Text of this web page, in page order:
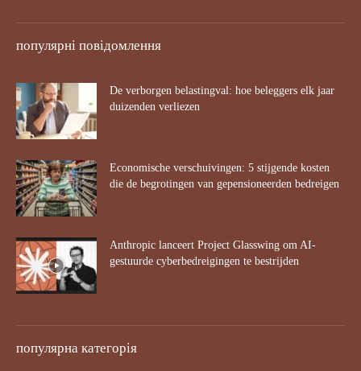
популярні повідомлення
De verborgen belastingval: hoe beleggers elk jaar
duizenden verliezen
Economische verschuivingen: 5 stijgende kosten
die de begrotingen van gepensioneerden bedreigen
Anthropic lanceert Project Glasswing om AI-
gestuurde cyberbedreigingen te bestrijden
популярна категорія